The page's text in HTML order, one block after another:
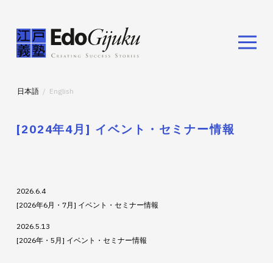
日本語 English
2026.6.4
[2026年6月・7月] イベント・セミナー情報
2026.5.13
[2026年・5月] イベント・セミナー情報
[2024年4月] イベント・セミナー情報